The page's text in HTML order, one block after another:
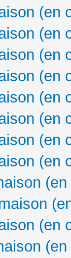
(en
(en
(en
(en
(en
(en
(en
(en
(en